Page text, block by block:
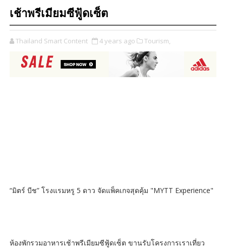
เช้าพรีเมียมซีฟู้ดเซ็ต
Thailand Smart Content 4 years ago Tourism,
“มิตร์ บีช” โรงแรมหรู 5 ดาว จัดแพ็คเกจสุดคุ้ม "MYTT Experience"
ห้องพักรวมอาหารเช้าพรีเมียมซีฟู้ดเซ็ต ขานรับโครงการเราเที่ยว